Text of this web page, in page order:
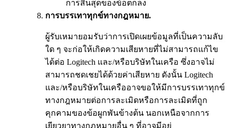
การสิ้นสุดของข้อตกลง
การบรรเทาทุกข์ทางกฎหมาย.
ผู้รับเหมายอมรับว่าการเปิดเผยข้อมูลที่เป็นความลับ
ใด ๆ จะก่อให้เกิดความเสียหายที่ไม่สามารถแก้ไข
ได้ต่อ Logitech และ/หรือบริษัทในเครือ ซึ่งอาจไม่
สามารถชดเชยได้ด้วยค่าเสียหาย ดังนั้น Logitech
และ/หรือบริษัทในเครืออาจขอให้มีการบรรเทาทุกข์
ทางกฎหมายต่อการละเมิดหรือการละเมิดที่ถูก
คุกคามของข้อผูกพันข้างต้น นอกเหนือจากการ
เยียวยาทางกฎหมายอื่น ๆ ที่อาจมีอยู่